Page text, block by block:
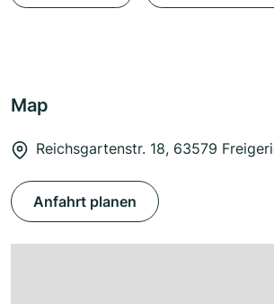
Map
Reichsgartenstr. 18, 63579
Anfahrt planen